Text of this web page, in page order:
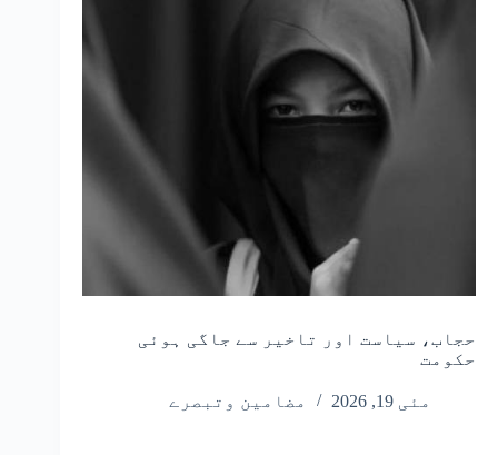
حجاب، سیاست اور تاخیر سے جاگی ہوئی
حکومت
مئی 19, 2026 مضامین وتبصرے